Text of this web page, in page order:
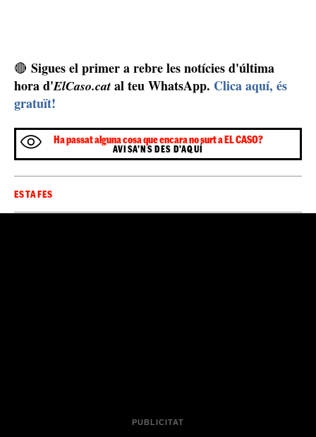
🔴 Sigues el primer a rebre les notícies d'última
hora d'ElCaso.cat al teu WhatsApp. Clica aquí, és
gratuït!
Ha passat alguna cosa que encara no surt a EL CASO?
AVISA'NS DES D'AQUÍ
ESTAFES